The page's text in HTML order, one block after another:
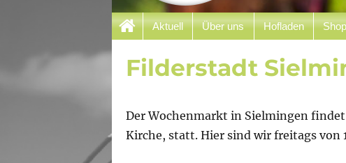
Bihler Lindenäckerhof
Filderstadt Bonlanden
Aktuell Über uns Hofladen Shop
Filderstadt
Der Wochenmarkt in Sielmingen
Kirche, statt. Hier sind wir freitags von